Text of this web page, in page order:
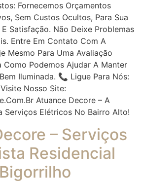
Fornecemos Orçamentos
Sem Custos Ocultos, Para Sua
Satisfação. Não Deixe Problemas
Entre Em Contato Com A
Mesmo Para Uma Avaliação
Como Podemos Ajudar A Manter
Iluminada. 📞 Ligue Para Nós:
Nosso Site:
Atuance Decore – A
Serviços Elétricos No Bairro Alto!
– Serviços
Residencial